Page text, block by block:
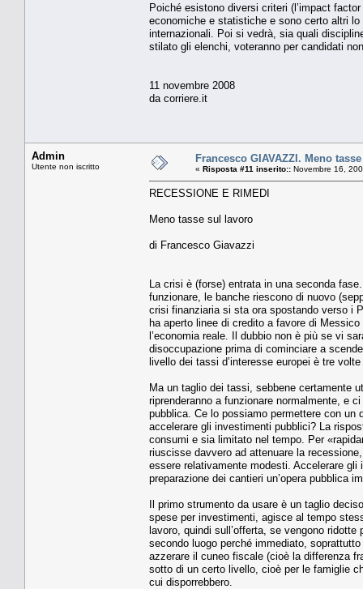
Poiché esistono diversi criteri (l’impact
economiche e statistiche e sono certo altri
internazionali. Poi si vedrà, sia quali
stilato gli elenchi, voteranno per candidati
11 novembre 2008
da corriere.it
Admin
Utente non iscritto
Francesco GIAVAZZI. Meno
« Risposta #11 inserito:: Novembre 16,
RECESSIONE E RIMEDI
Meno tasse sul lavoro
di Francesco Giavazzi
La crisi è (forse) entrata in una seconda
funzionare, le banche riescono di nuovo
crisi finanziaria si sta ora spostando verso i
ha aperto linee di credito a favore di
l’economia reale. Il dubbio non è più se vi
disoccupazione prima di cominciare a
livello dei tassi d’interesse europei è tre
Ma un taglio dei tassi, sebbene certamente
riprenderanno a funzionare normalmente, e
pubblica. Ce lo possiamo permettere con
accelerare gli investimenti pubblici? La
consumi e sia limitato nel tempo. Per
riuscisse davvero ad attenuare la
essere relativamente modesti. Accelerare
preparazione dei cantieri un’opera pubblica
Il primo strumento da usare è un taglio
spese per investimenti, agisce al tempo
lavoro, quindi sull’offerta, se vengono
secondo luogo perché immediato,
azzerare il cuneo fiscale (cioè la differenza
sotto di un certo livello, cioè per le famiglie
cui disporrebbero.